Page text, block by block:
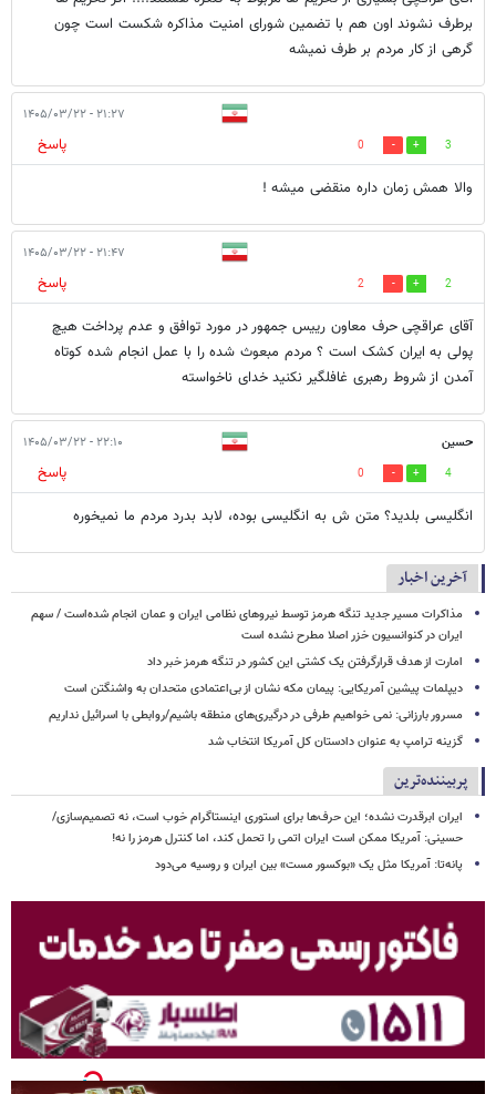
برطرف نشوند اون هم با تضمین شورای امنیت مذاکره شکست است چون
گرهی از کار مردم بر طرف نمیشه
۲۱:۲۷ - ۱۴۰۵/۰۳/۲۲
3
0
پاسخ
والا همش زمان داره منقضی میشه !
۲۱:۴۷ - ۱۴۰۵/۰۳/۲۲
2
2
پاسخ
آقای عراقچی حرف معاون رییس جمهور در مورد توافق و عدم پرداخت هیچ
پولی به ایران کشک است ؟ مردم مبعوث شده را با عمل انجام شده کوتاه
آمدن از شروط رهبری غافلگیر نکنید خدای ناخواسته
حسین ۲۲:۱۰ - ۱۴۰۵/۰۳/۲۲
4
0
پاسخ
انگلیسی بلدید؟ متن ش به انگلیسی بوده، لابد بدرد مردم ما نمیخوره
آخرین اخبار
مذاکرات مسیر جدید تنگه هرمز توسط نیروهای نظامی ایران و عمان انجام شده‌است / سهم
ایران در کنوانسیون خزر اصلا مطرح نشده است
امارت از هدف قرارگرفتن یک کشتی این کشور در تنگه هرمز خبر داد
دیپلمات پیشین آمریکایی: پیمان مکه نشان از بی‌اعتمادی متحدان به واشنگتن است
مسرور بارزانی: نمی خواهیم طرفی در درگیری‌های منطقه باشیم/روابطی با اسرائیل نداریم
گزینه ترامپ به عنوان دادستان کل آمریکا انتخاب شد
پربیننده‌ترین
ایران ابرقدرت نشده؛ این حرف‌ها برای استوری اینستاگرام خوب است، نه تصمیم‌سازی/
حسینی: آمریکا ممکن است ایران اتمی را تحمل کند، اما کنترل هرمز را نه!
پانه‌تا: آمریکا مثل یک «بوکسور مست» بین ایران و روسیه می‌دود